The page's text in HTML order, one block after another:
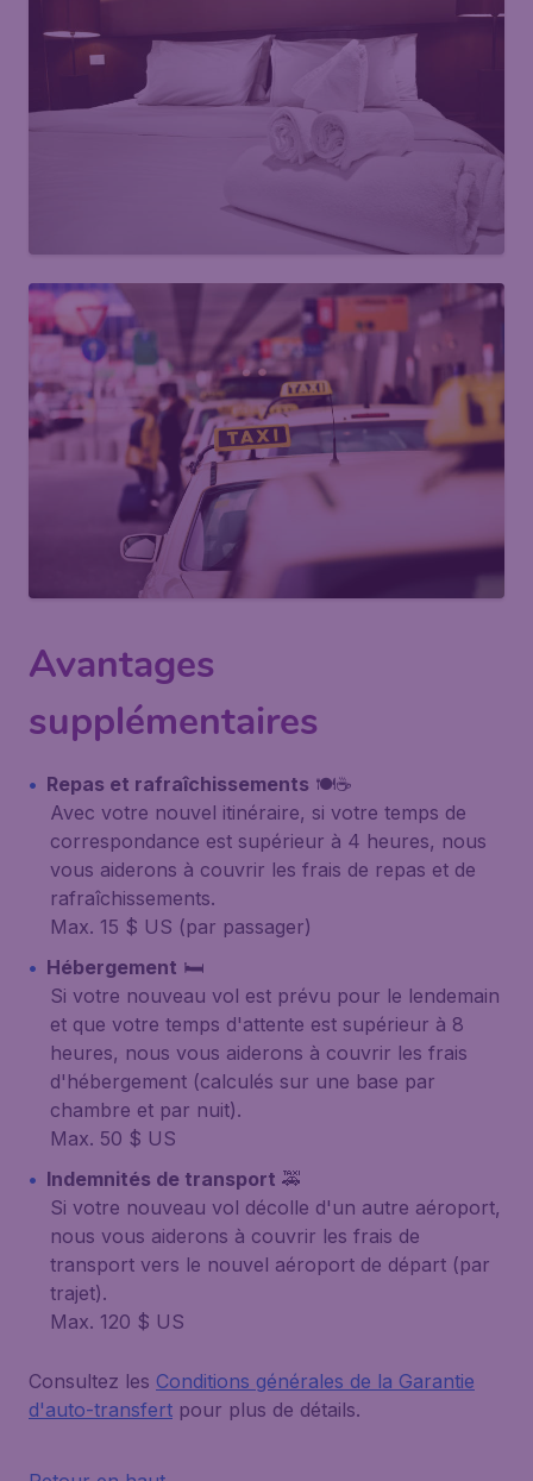
Avantages
supplémentaires
Repas et rafraîchissements 🍽️☕
Avec votre nouvel itinéraire, si votre temps de
correspondance est supérieur à 4 heures, nous
vous aiderons à couvrir les frais de repas et de
rafraîchissements.
Max. 15 $ US (par passager)
Hébergement 🛏️
Si votre nouveau vol est prévu pour le lendemain
et que votre temps d'attente est supérieur à 8
heures, nous vous aiderons à couvrir les frais
d'hébergement (calculés sur une base par
chambre et par nuit).
Max. 50 $ US
Indemnités de transport 🚕
Si votre nouveau vol décolle d'un autre aéroport,
nous vous aiderons à couvrir les frais de
transport vers le nouvel aéroport de départ (par
trajet).
Max. 120 $ US
Consultez les Conditions générales de la Garantie
d'auto-transfert pour plus de détails.